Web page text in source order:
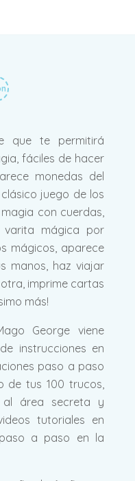
que te permitirá
fáciles de hacer
monedas del
juego de los
con cuerdas,
mágica por
mágicos, aparece
manos, haz viajar
imprime cartas
más!
George viene
instrucciones en
paso a paso
de tus 100 trucos,
al área secreta y
tutoriales en
a paso en la